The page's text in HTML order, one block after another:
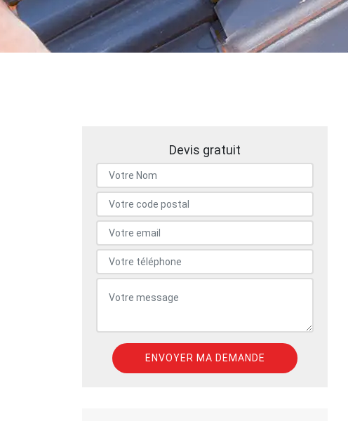
Devis gratuit